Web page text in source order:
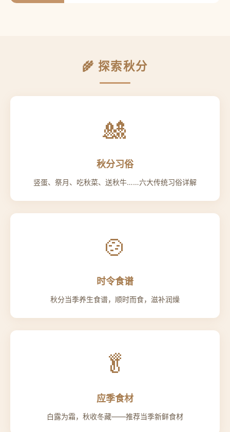
🌾 探索秋分
🎎
秋分习俗
竖蛋、祭月、吃秋菜、送秋牛……六大传统习俗详解
🍲
时令食谱
秋分当季养生食谱，顺时而食，滋补润燥
🥬
应季食材
白露为霜，秋收冬藏——推荐当季新鲜食材